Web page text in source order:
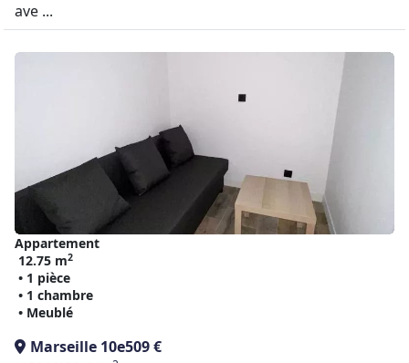
ave ...
Appartement
12.75 m2
• 1 pièce
• 1 chambre
• Meublé
Marseille 10e509 €